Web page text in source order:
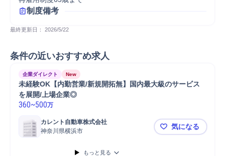
制度備考
最終更新日： 2026/5/22
条件の近いおすすめ求人
企業ダイレクト New
未経験OK【内勤営業/新規開拓無】国内最大級のサービス
を展開/上場企業◎
360~500万
カレント自動車株式会社
神奈川県横浜市
未経験OK
気になる
もっと見る